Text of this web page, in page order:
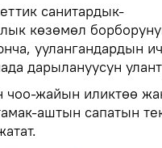
санитардык-
көзөмөл
уулангандардын
дарылануусун
чоо-жайын иликтөө
аштын сапатын